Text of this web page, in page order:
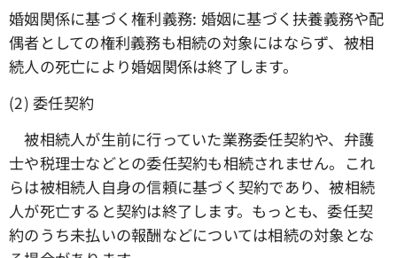
婚姻関係に基づく権利義務: 婚姻に基づく扶養義務や配
偶者としての権利義務も相続の対象にはならず、被相
続人の死亡により婚姻関係は終了します。
(2) 委任契約
被相続人が生前に行っていた業務委任契約や、弁護
士や税理士などとの委任契約も相続されません。これ
らは被相続人自身の信頼に基づく契約であり、被相続
人が死亡すると契約は終了します。もっとも、委任契
約のうち未払いの報酬などについては相続の対象とな